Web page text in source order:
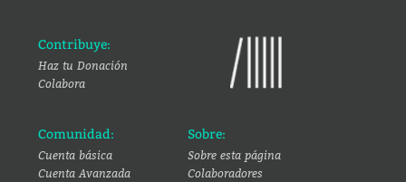
Contribuye:
Haz tu Donación
Colabora
Comunidad:
Cuenta básica
Cuenta Avanzada
Sobre:
Sobre esta página
Colaboradores